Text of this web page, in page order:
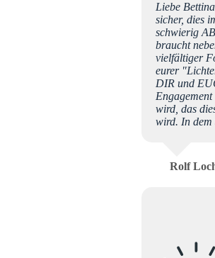
Liebe
sicher, dies
schwierig
braucht
vielfältiger
eurer
DIR und
wird, das
wird. In dem
Rolf